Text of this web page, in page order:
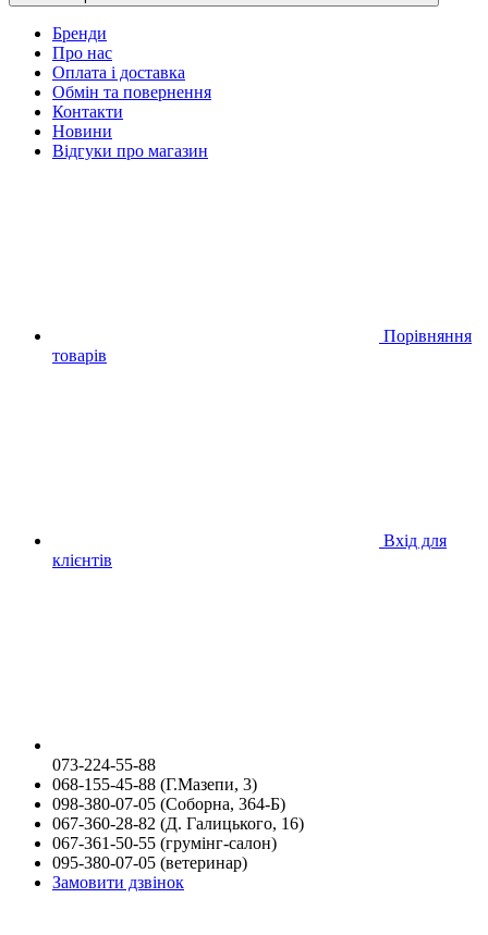
Бренди
Про нас
Оплата і доставка
Обмін та повернення
Контакти
Новини
Відгуки про магазин
Порівняння
товарів
Вхід для
клієнтів
073-224-55-88
068-155-45-88 (Г.Мазепи, 3)
098-380-07-05 (Соборна, 364-Б)
067-360-28-82 (Д. Галицького, 16)
067-361-50-55 (грумінг-салон)
095-380-07-05 (ветеринар)
Замовити дзвінок